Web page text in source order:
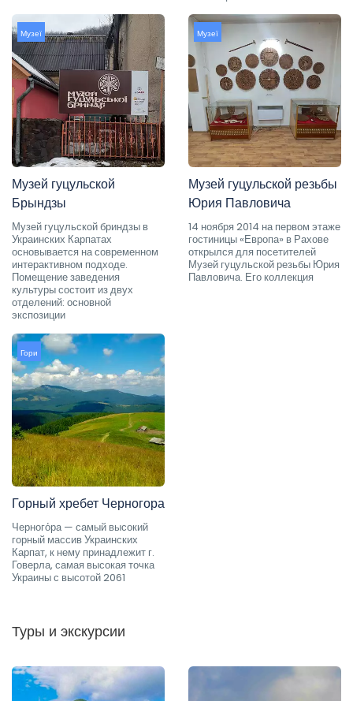
Музеї
Музей гуцульской
Брындзы
Музей гуцульской бриндзы в
Украинских Карпатах
основывается на современном
интерактивном подходе.
Помещение заведения
культуры состоит из двух
отделений: основной
экспозиции
Музеї
Музей гуцульской резьбы
Юрия Павловича
14 ноября 2014 на первом этаже
гостиницы «Европа» в Рахове
открылся для посетителей
Музей гуцульской резьбы Юрия
Павловича. Его коллекция
Гори
Горный хребет Черногора
Черного́ра — самый высокий
горный массив Украинских
Карпат, к нему принадлежит г.
Говерла, самая высокая точка
Украины с высотой 2061
Туры и экскурсии